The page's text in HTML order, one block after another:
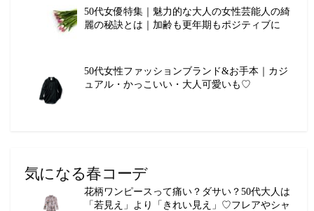
50代女優特集｜魅力的な大人の女性芸能人の綺
麗の秘訣とは｜加齢も更年期もポジティブに
50代女性ファッションブランド&お手本｜カジ
ュアル・かっこいい・大人可愛いも♡
気になる春コーデ
花柄ワンピースって痛い？ダサい？50代大人は
「若見え」より「きれい見え」♡フレアやシャ